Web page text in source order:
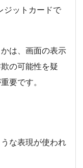
ジットカードで
は、画面の表示
の可能性を疑
要です。
な表現が使われ